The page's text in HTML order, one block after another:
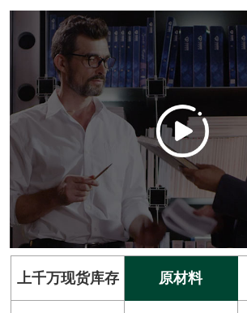
上千万现货库存 原材料